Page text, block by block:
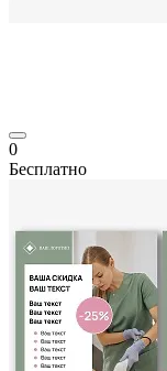
0
Бесплатно